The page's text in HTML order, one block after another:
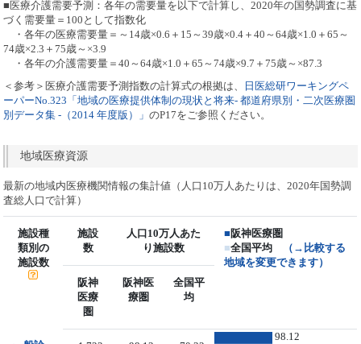
■医療介護需要予測：各年の需要量を以下で計算し、2020年の国勢調査に基
づく需要量＝100として指数化
・各年の医療需要量＝～14歳×0.6＋15～39歳×0.4＋40～64歳×1.0＋65～
74歳×2.3＋75歳～×3.9
・各年の介護需要量＝40～64歳×1.0＋65～74歳×9.7＋75歳～×87.3
＜参考＞医療介護需要予測指数の計算式の根拠は、
日医総研ワーキングペ
ーパーNo.323「地域の医療提供体制の現状と将来- 都道府県別・二次医療圏
別データ集 -（2014 年度版）」のP17をご参照ください。
地域医療資源
最新の地域内医療機関情報の集計値（人口10万人あたりは、2020年国勢調
査総人口で計算）
施設種
類別の
施設数
施設
数
人口10万人あた
り施設数
■ 阪神医療圏
■全国平均
（→比較する
地域を変更できます）
阪神
医療
圏
阪神医
療圏
全国平
均
98.12